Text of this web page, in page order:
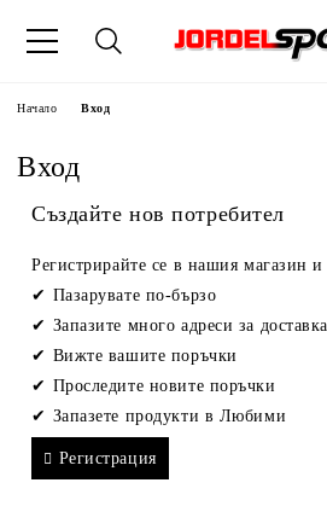
Начало Вход
Вход
Създайте нов потребител
Регистрирайте се в нашия магазин
Пазарувате по-бързо
Запазите много адреси за доставка
Вижте вашите поръчки
Проследите новите поръчки
Запазете продукти в Любими
Регистрация